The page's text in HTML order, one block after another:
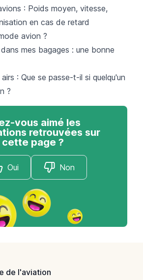
: Poids moyen, vitesse,
en cas de retard
avion ?
mes bagages : une bonne
: Que se passe-t-il si quelqu'un
?
vous aimé les
retrouvées sur
cette page ?
Oui Non
de l'aviation